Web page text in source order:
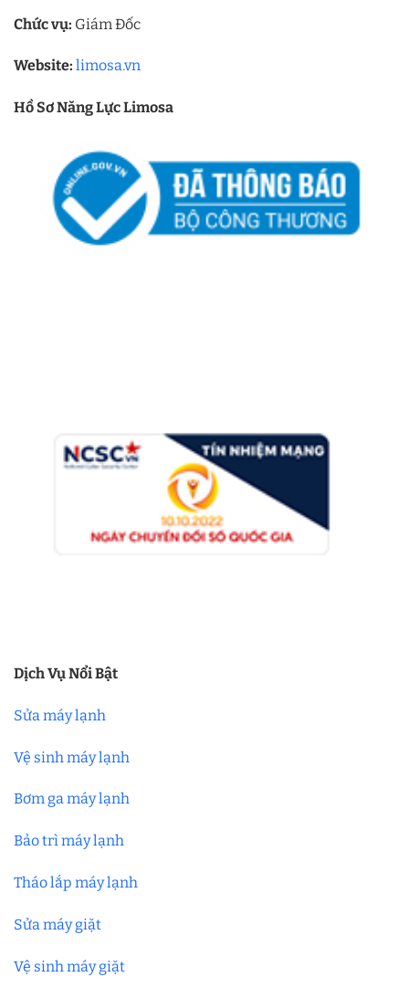
Chức vụ: Giám Đốc
Website: limosa.vn
Hồ Sơ Năng Lực Limosa
Dịch Vụ Nổi Bật
Sửa máy lạnh
Vệ sinh máy lạnh
Bơm ga máy lạnh
Bảo trì máy lạnh
Tháo lắp máy lạnh
Sửa máy giặt
Vệ sinh máy giặt